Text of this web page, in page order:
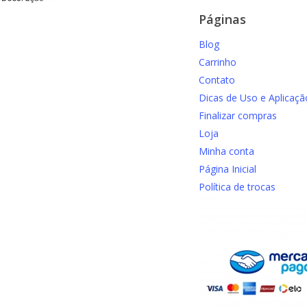
Páginas
Blog
Carrinho
Contato
Dicas de Uso e
Finalizar compras
Loja
Minha conta
Página Inicial
Política de trocas